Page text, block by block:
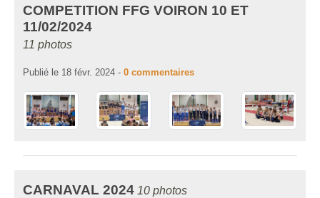
COMPETITION FFG VOIRON 10 ET
11/02/2024
11 photos
Publié le 18 févr. 2024 - 0 commentaires
CARNAVAL 2024 10 photos